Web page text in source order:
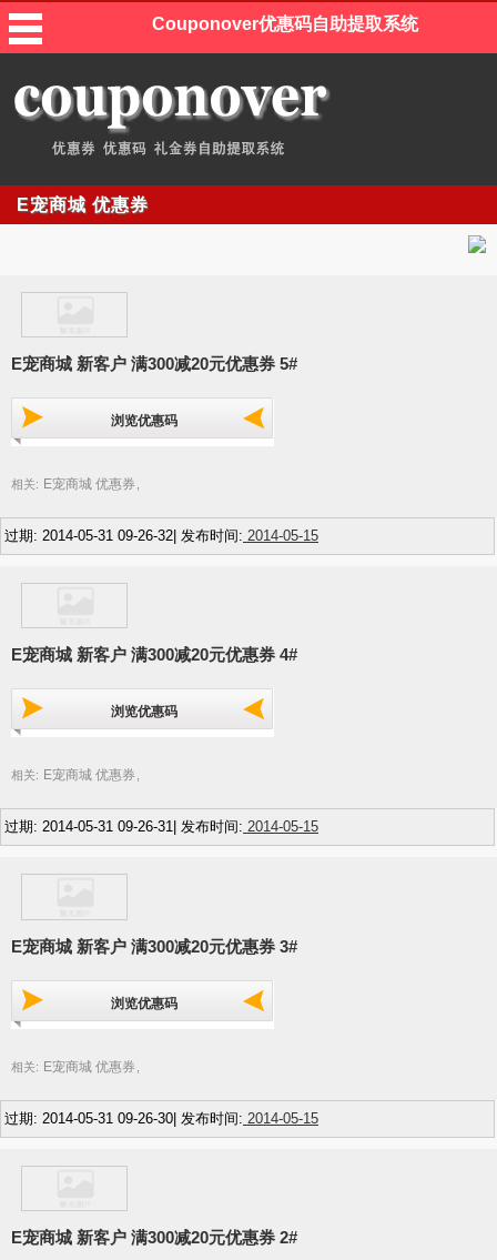
Couponover优惠码自助提取系统
E宠商城 优惠券
E宠商城 新客户 满300减20元优惠券 5#
浏览优惠码
相关: E宠商城 优惠券
过期: 2014-05-31 09-26-32| 发布时间: 2014-05-15
E宠商城 新客户 满300减20元优惠券 4#
浏览优惠码
相关: E宠商城 优惠券 ,
过期: 2014-05-31 09-26-31| 发布时间: 2014-05-15
E宠商城 新客户 满300减20元优惠券 3#
浏览优惠码
相关: E宠商城 优惠券
过期: 2014-05-31 09-26-30| 发布时间: 2014-05-15
E宠商城 新客户 满300减20元优惠券 2#